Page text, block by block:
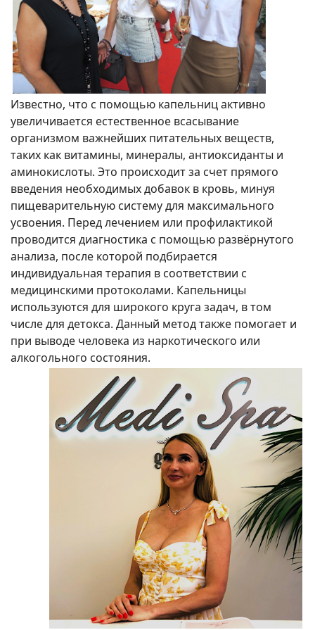
Известно, что с помощью капельниц активно
увеличивается естественное всасывание
организмом важнейших питательных веществ,
таких как витамины, минералы, антиоксиданты и
аминокислоты. Это происходит за счет прямого
введения необходимых добавок в кровь, минуя
пищеварительную систему для максимального
усвоения. Перед лечением или профилактикой
проводится диагностика с помощью развёрнутого
анализа, после которой подбирается
индивидуальная терапия в соответствии с
медицинскими протоколами. Капельницы
используются для широкого круга задач, в том
числе для детокса. Данный метод также помогает и
при выводе человека из наркотического или
алкогольного состояния.